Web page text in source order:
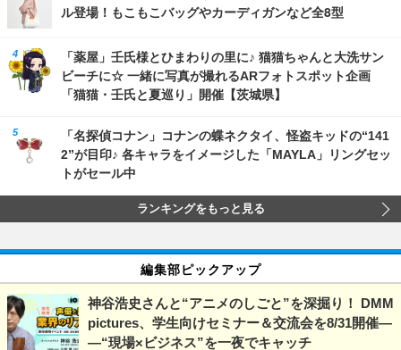
ル登場！もこもこバッグやカーディガンなど全8型
「薬屋」壬氏様とひまわりの里に♪ 猫猫ちゃんと大洗サン
ビーチに☆ 一緒に写真が撮れるARフォトスポット企画
「猫猫・壬氏と夏巡り」開催【茨城県】
「名探偵コナン」コナンの蝶ネクタイ、怪盗キッドの“141
2”が目印♪ 各キャラをイメージした「MAYLA」リングセッ
トがセール中
ランキングをもっと見る
編集部ピックアップ
神谷浩史さんと“アニメのしごと”を深掘り！ DMM
pictures、学生向けセミナー＆交流会を8/31開催―
―“現場×ビジネス”を一夜でキャッチ